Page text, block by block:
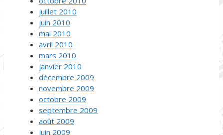
juillet 2010
juin 2010
mai 2010
avril 2010
mars 2010
janvier 2010
décembre 2009
novembre 2009
octobre 2009
septembre 2009
août 2009
juin 2009